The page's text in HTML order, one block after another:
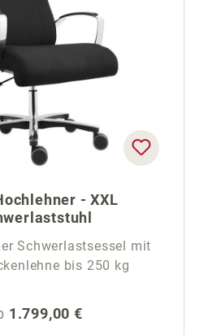
- XXL
Schwerlastsessel mit
bis 250 kg
Preis:
1.799,00 €